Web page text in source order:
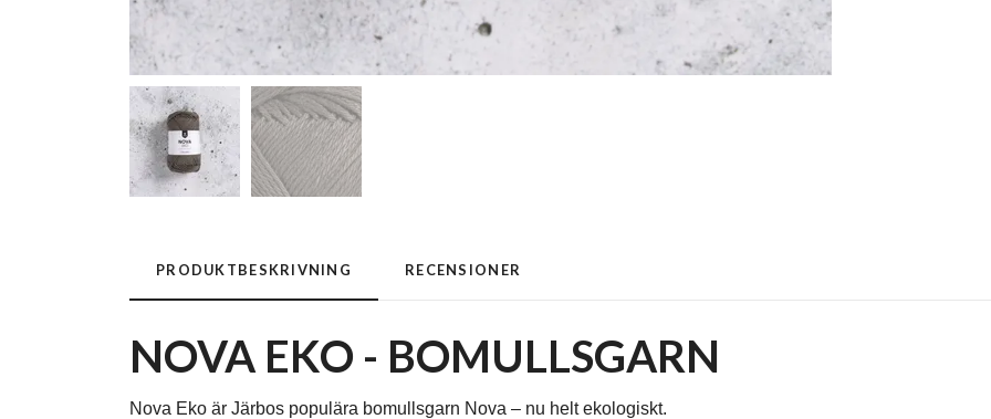
PRODUKTBESKRIVNING RECENSIONER
NOVA EKO - BOMULLSGARN
Nova Eko är Järbos populära bomullsgarn Nova – nu helt ekologiskt.